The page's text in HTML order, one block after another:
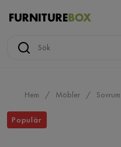
Hem Möbler Sovrum
Populär